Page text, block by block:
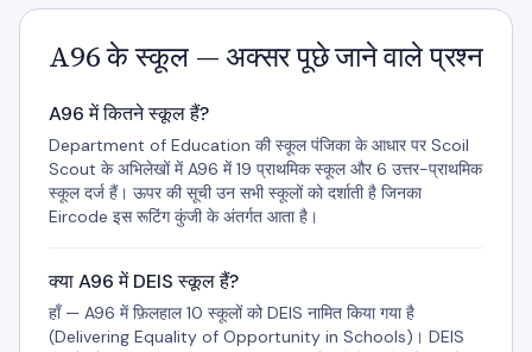
A96 के स्कूल — अक्सर पूछे जाने वाले प्रश्न
A96 में कितने स्कूल हैं?
Department of Education की स्कूल पंजिका के आधार पर Scoil
Scout के अभिलेखों में A96 में 19 प्राथमिक स्कूल और 6 उत्तर-प्राथमिक
स्कूल दर्ज हैं। ऊपर की सूची उन सभी स्कूलों को दर्शाती है जिनका
Eircode इस रूटिंग कुंजी के अंतर्गत आता है।
क्या A96 में DEIS स्कूल हैं?
हाँ — A96 में फ़िलहाल 10 स्कूलों को DEIS नामित किया गया है
(Delivering Equality of Opportunity in Schools)। DEIS